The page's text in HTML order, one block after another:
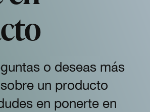
o deseas más
un producto
en ponerte en